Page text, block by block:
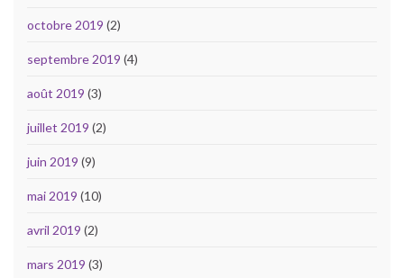
octobre 2019 (2)
septembre 2019 (4)
août 2019 (3)
juillet 2019 (2)
juin 2019 (9)
mai 2019 (10)
avril 2019 (2)
mars 2019 (3)